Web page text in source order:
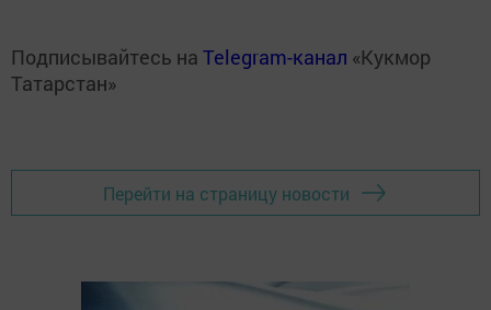
Подписывайтесь на Telegram-канал «Кукмор
Татарстан»
Перейти на страницу новости